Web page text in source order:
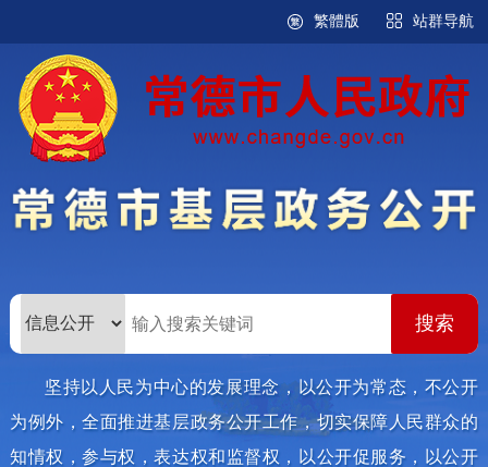
繁體版 站群导航
坚持以人民为中心的发展理念，以公开为常态，不公开
为例外，全面推进基层政务公开工作，切实保障人民群众的
知情权，参与权，表达权和监督权，以公开促服务，以公开